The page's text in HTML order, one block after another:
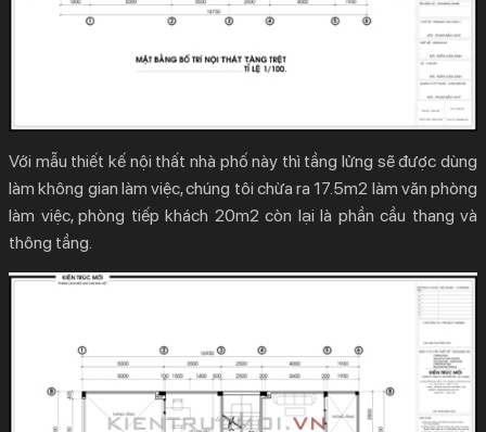
Với mẫu thiết kế nội thất nhà phố này thì tầng lửng sẽ được dùng
làm không gian làm việc, chúng tôi chừa ra 17.5m2 làm văn phòng
làm việc, phòng tiếp khách 20m2 còn lại là phần cầu thang và
thông tầng.